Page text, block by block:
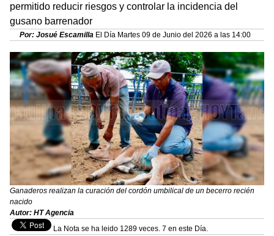
permitido reducir riesgos y controlar la incidencia del
gusano barrenador
Por: Josué Escamilla El Día Martes 09 de Junio del 2026 a las 14:00
Ganaderos realizan la curación del cordón umbilical de un becerro recién
nacido
Autor: HT Agencia
La Nota se ha leido 1289 veces. 7 en este Día.